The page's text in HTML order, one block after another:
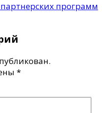
программ
*